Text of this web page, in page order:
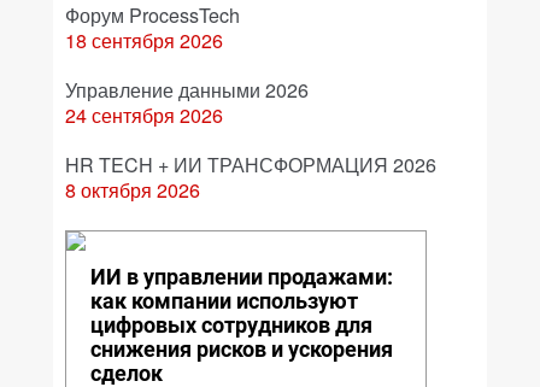
Форум ProcessTech
18 сентября 2026
Управление данными 2026
24 сентября 2026
HR TECH + ИИ ТРАНСФОРМАЦИЯ 2026
8 октября 2026
ИИ в управлении продажами:
как компании используют
цифровых сотрудников для
снижения рисков и ускорения
сделок